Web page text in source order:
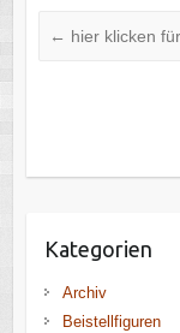
← hier klicken
Kategorien
Archiv
Beistellfiguren